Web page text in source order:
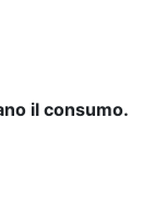
il consumo.